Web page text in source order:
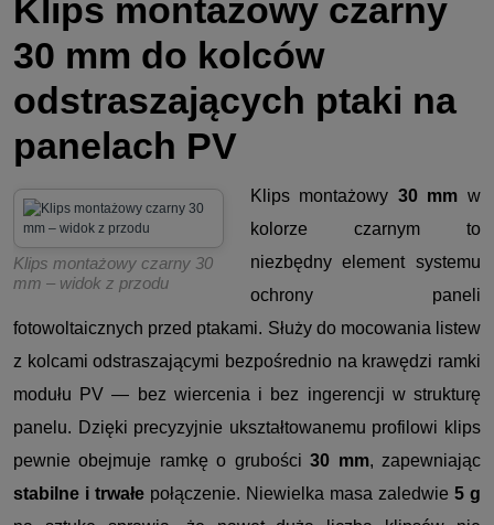
Klips montażowy czarny
30 mm do kolców
odstraszających ptaki na
panelach PV
Klips montażowy czarny 30
mm – widok z przodu
Klips montażowy 30 mm w
kolorze czarnym to
niezbędny element systemu
ochrony paneli
fotowoltaicznych przed ptakami. Służy do mocowania listew
z kolcami odstraszającymi bezpośrednio na krawędzi ramki
modułu PV — bez wiercenia i bez ingerencji w strukturę
panelu. Dzięki precyzyjnie ukształtowanemu profilowi klips
pewnie obejmuje ramkę o grubości30 mm, zapewniając
stabilne i trwałe połączenie. Niewielka masa zaledwie 5 g